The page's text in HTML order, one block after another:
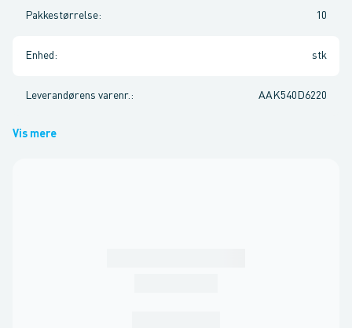
Pakkestørrelse: 10
Enhed : stk
Leverandørens varenr. : AAK540D6220
Vis mere